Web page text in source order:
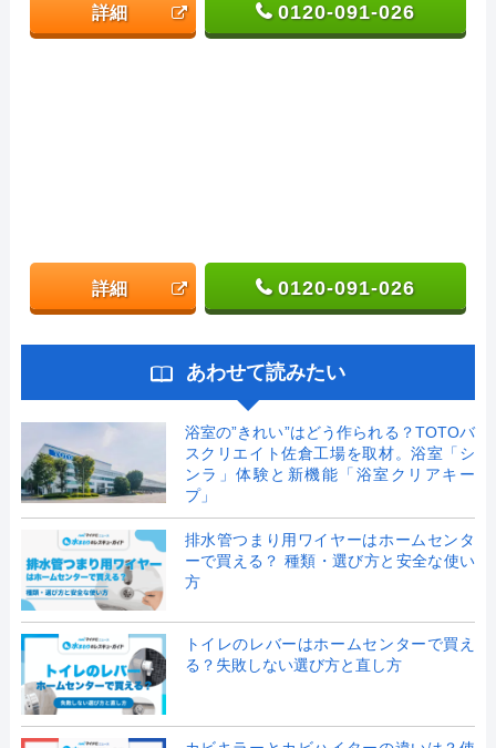
詳細 0120-091-026
詳細 0120-091-026
あわせて読みたい
浴室の”きれい”はどう作られる？TOTOバ
スクリエイト佐倉工場を取材。浴室「シ
ンラ」体験と新機能「浴室クリアキー
プ」
排水管つまり用ワイヤーはホームセンタ
ーで買える？ 種類・選び方と安全な使い
方
トイレのレバーはホームセンターで買え
る？失敗しない選び方と直し方